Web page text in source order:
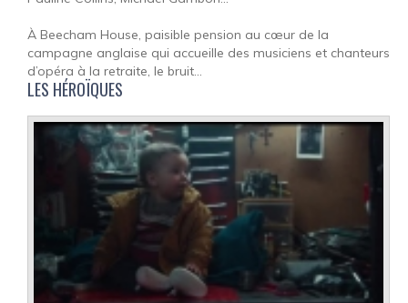
À Beecham House, paisible pension au cœur de la
campagne anglaise qui accueille des musiciens et chanteurs
d’opéra à la retraite, le bruit...
LES HÉROÏQUES